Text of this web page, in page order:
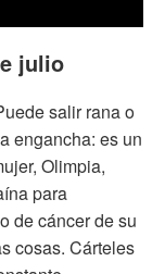
julio
salir rana o
engancha: es un
Olimpia,
para
de cáncer de su
cosas. Cárteles